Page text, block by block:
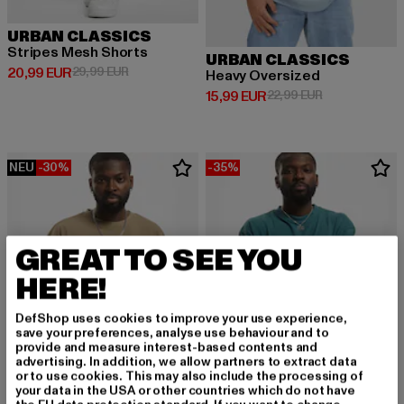
URBAN CLASSICS
Stripes Mesh Shorts
20,99 EUR
Derzeitiger Preis: 20,99 EUR
29,99 EURAktionspreis: 29,99 EUR
URBAN CLASSICS
Heavy Oversized
15,99 EUR
Derzeitiger Preis: 15,99 EUR
22,99 EURAktionspreis:
NEU -30% -35%
GREAT TO SEE YOU
HERE!
DefShop uses cookies to improve your use experience,
save your preferences, analyse use behaviour and to
provide and measure interest-based contents and
advertising. In addition, we allow partners to extract data
or to use cookies. This may also include the processing of
your data in the USA or other countries which do not have